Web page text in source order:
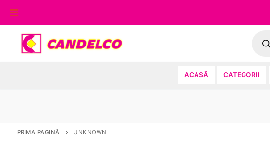
conținut
ACASĂ CATEGORII
PRIMA PAGINĂ UNKNOWN